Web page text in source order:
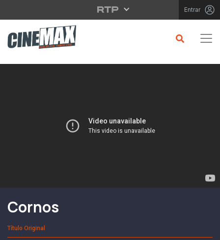
Saltar para o conteúdo principal Entrar
Filme em Cartaz
Cornos
Título Original